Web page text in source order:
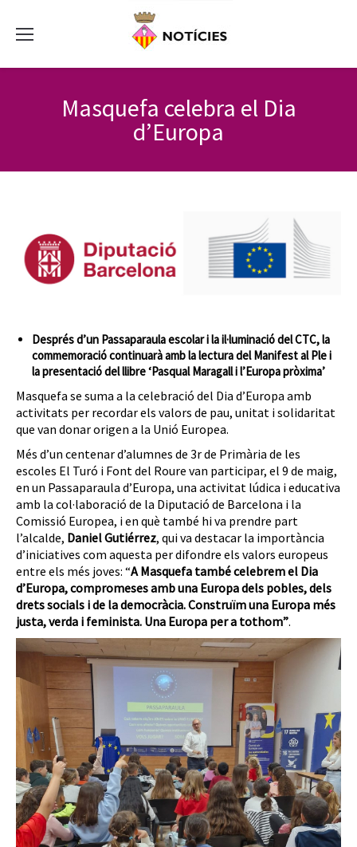
Masquefa celebra el Dia
d’Europa
Després d’un Passaparaula escolar i la il·luminació del CTC, la
commemoració continuarà amb la lectura del Manifest al Ple i
la presentació del llibre ‘Pasqual Maragall i l’Europa pròxima’
Masquefa se suma a la celebració del Dia d’Europa amb
activitats per recordar els valors de pau, unitat i solidaritat
que van donar origen a la Unió Europea.
Més d’un centenar d’alumnes de 3r de Primària de les
escoles El Turó i Font del Roure van participar, el 9 de maig,
en un Passaparaula d’Europa, una activitat lúdica i educativa
amb la col·laboració de la Diputació de Barcelona i la
Comissió Europea, i en què també hi va prendre part
l’alcalde, Daniel Gutiérrez, qui va destacar la importància
d’iniciatives com aquesta per difondre els valors europeus
entre els més joves: “A Masquefa també celebrem el Dia
d’Europa, compromeses amb una Europa dels pobles, dels
drets socials i de la democràcia. Construïm una Europa més
justa, verda i feminista. Una Europa per a tothom”.